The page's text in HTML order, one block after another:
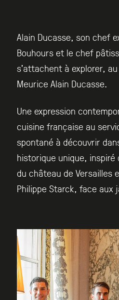
Alain Ducasse, son chef
Bouhours et le chef
s’attachent à explorer,
Meurice Alain Ducasse.
Une expression
cuisine française au
spontané à découvrir
historique unique, inspiré
du château de Versailles
Philippe Starck, face aux